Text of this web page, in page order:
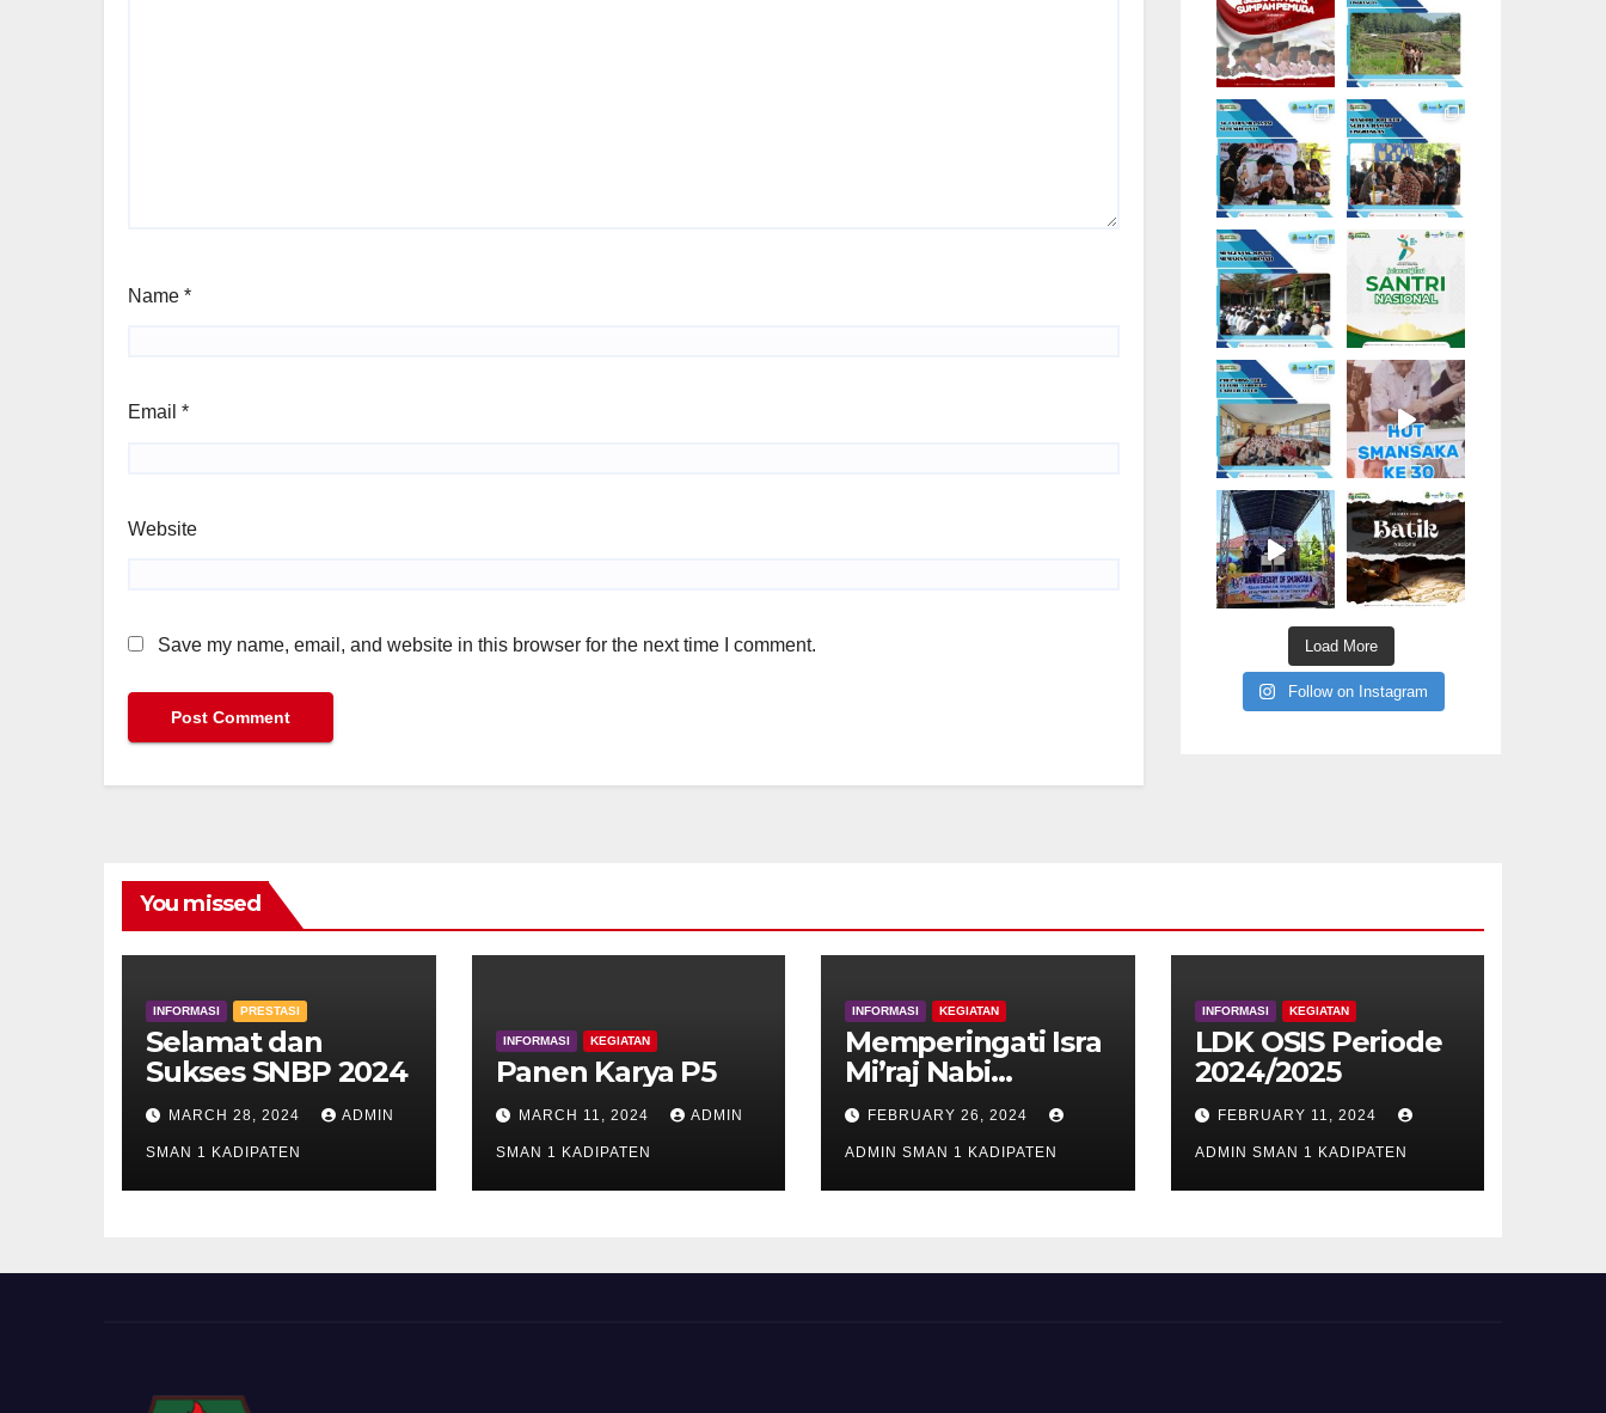
Name *
Email *
Website
Save my name, email, and website in this browser for the next time I comment. Load More
Follow on Instagram
You missed
INFORMASI PRESTASI
Selamat dan
Sukses SNBP 2024
MARCH 28, 2024 ADMIN
SMAN 1 KADIPATEN
INFORMASI KEGIATAN
Panen Karya P5
MARCH 11, 2024 ADMIN
SMAN 1 KADIPATEN
INFORMASI KEGIATAN
Memperingati Isra
Mi’raj Nabi
Muhammad SAW
FEBRUARY 26, 2024
ADMIN SMAN 1 KADIPATEN
INFORMASI KEGIATAN
LDK OSIS Periode
2024/2025
FEBRUARY 11, 2024
ADMIN SMAN 1 KADIPATEN